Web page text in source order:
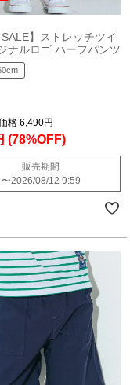
SALE】ストレッチツイ
ナルロゴ ハーフパンツ
格 6,490円
(78%OFF)
販売期間
〜2026/08/12 9:59